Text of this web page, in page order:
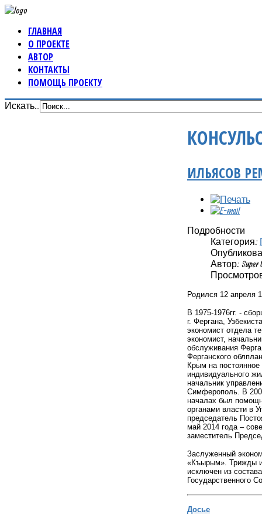
ГЛАВНАЯ
О ПРОЕКТЕ
АВТОР
КОНТАКТЫ
ПОМОЩЬ ПРОЕКТУ
Искать...
ИЛЬЯСОВ
Подробности
Категория:
Автор: Super
Родился 12 апреля
В 1975-1976гг. -
г. Фергана,
экономист отдела
экономист,
обслуживания
Ферганского
Крым на постоянное
индивидуального
начальник
Симферополь. В
началах был
органами власти в
председатель
май 2014 года –
заместитель
Заслуженный
«Къырым». Трижды
исключен из
Государственного
Досье